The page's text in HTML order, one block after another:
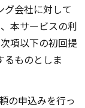
グ会社に対して
本サービスの利
項以下の初回提
るものとしま
の申込みを行っ